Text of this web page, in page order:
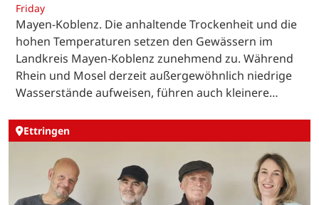
Friday
Mayen-Koblenz. Die anhaltende Trockenheit und die
hohen Temperaturen setzen den Gewässern im
Landkreis Mayen-Koblenz zunehmend zu. Während
Rhein und Mosel derzeit außergewöhnlich niedrige
Wasserstände aufweisen, führen auch kleinere…
Ettringen